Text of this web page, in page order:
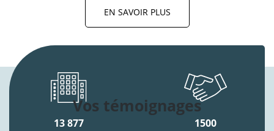
EN SAVOIR PLUS
Vos témoignages
13 877
1500